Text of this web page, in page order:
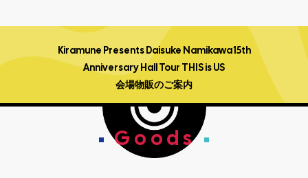
Kiramune Presents Daisuke Namikawa 15th
Anniversary Hall Tour THIS is US
会場物販のご案内
Goods